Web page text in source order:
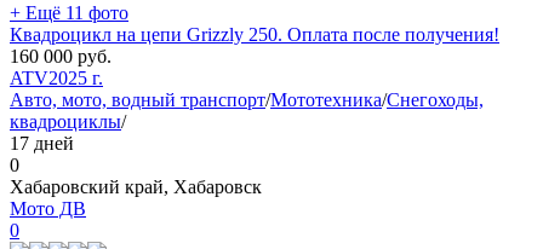
+ Ещё 11 фото
Квадроцикл на цепи Grizzly 250. Оплата после получения!
160 000 руб.
ATV2025 г.
Авто, мото, водный транспорт/Мототехника/Снегоходы,
квадроциклы/
17 дней
0
Хабаровский край, Хабаровск
Мото ДВ
0